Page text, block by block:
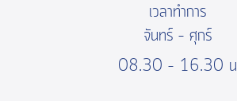
เวลาทำการ
จันทร์ – ศุกร์
08.30 – 16.30 น